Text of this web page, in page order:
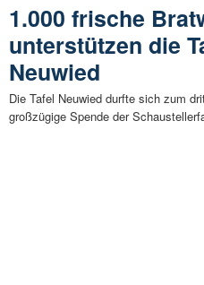
1.000 frische
unterstützen die
Neuwied
Die Tafel Neuwied durfte sich zum
großzügige Spende der